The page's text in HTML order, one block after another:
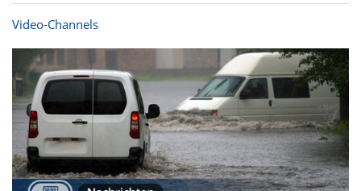
Video-Channels